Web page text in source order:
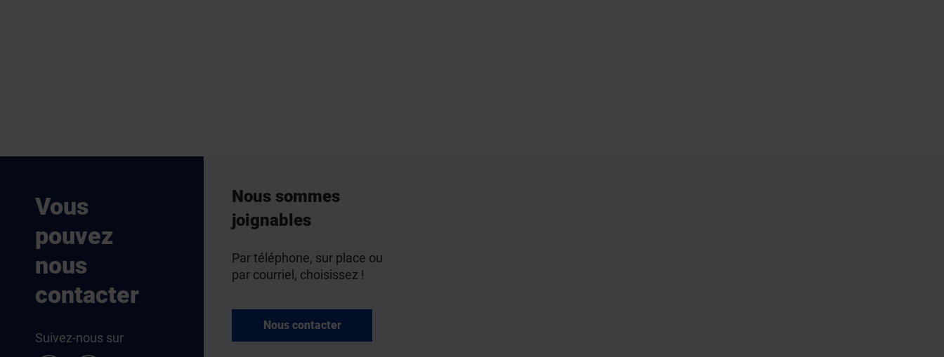
Vous
pouvez
nous
contacter
Suivez-nous sur
Nous sommes
joignables
Par téléphone, sur place ou
par courriel, choisissez !
Nous contacter